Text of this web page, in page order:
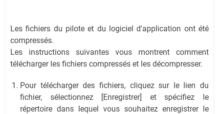
Les fichiers du pilote et du logiciel d'application ont été
compressés.
Les instructions suivantes vous montrent comment
télécharger les fichiers compressés et les décompresser.
Pour télécharger des fichiers, cliquez sur le lien du
fichier, sélectionnez [Enregistrer] et spécifiez le
répertoire dans lequel vous souhaitez enregistrer le